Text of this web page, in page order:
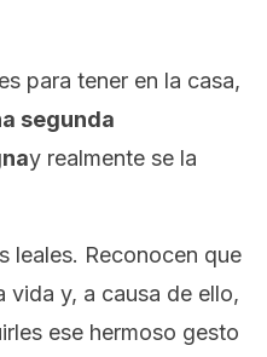
para tener en la casa,
segunda
y realmente se la
leales. Reconocen que
vida y, a causa de ello,
ese hermoso gesto